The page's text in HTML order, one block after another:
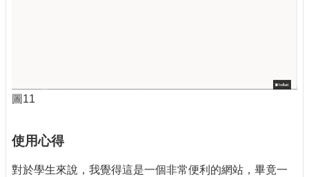
圖11
使用心得
對於學生來說，我覺得這是一個非常便利的網站，畢竟一